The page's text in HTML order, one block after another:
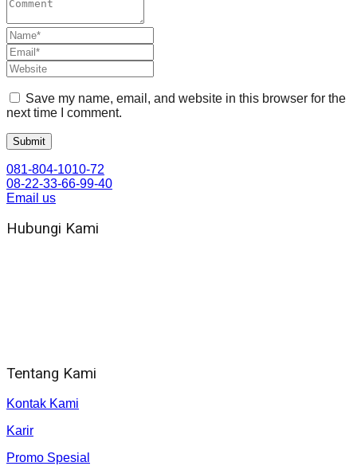
Save my name, email, and website in this browser for the
next time I comment.
081-804-1010-72
08-22-33-66-99-40
Email us
Hubungi Kami
Tentang Kami
Kontak Kami
Karir
Promo Spesial